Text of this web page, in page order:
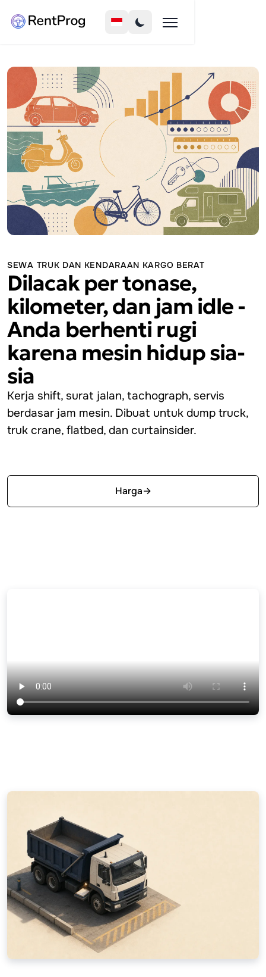
SEWA TRUK DAN KENDARAAN KARGO BERAT
Dilacak per tonase,
kilometer, dan jam idle -
Anda berhenti rugi
karena mesin hidup sia-
sia
Kerja shift, surat jalan, tachograph, servis
berdasar jam mesin. Dibuat untuk dump truck,
truk crane, flatbed, dan curtainsider.
Harga→